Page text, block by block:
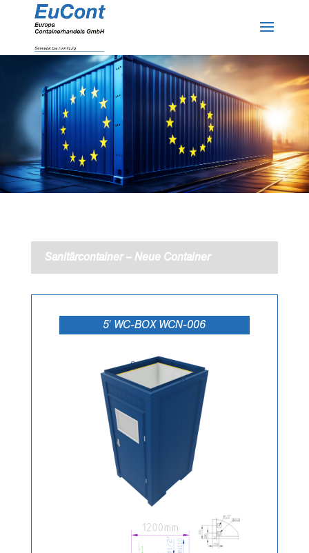
Sanitärcontainer – Neue Container
5′ WC-BOX WCN-006